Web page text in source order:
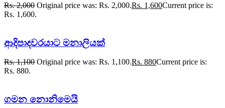
Rs.2,000 Original price was: Rs. 2,000.Rs. 1,600Current price is:
Rs. 1,600.
ආදිපාදවරයාට මනාලියක්
Rs.1,100 Original price was: Rs. 1,100.Rs. 880Current price is:
Rs. 880.
ගමන නොනිමෙයි